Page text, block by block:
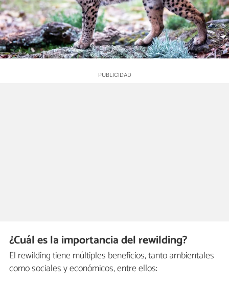
¿Cuál es la importancia del rewilding?
El rewilding tiene múltiples beneficios, tanto ambientales
como sociales y económicos, entre ellos: